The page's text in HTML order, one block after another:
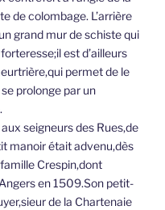
de colombage. L’arrière
grand mur de schiste qui
est d’ailleurs
permet de le
prolonge par un
seigneurs des Rues,de
manoir était advenu,dès
Crespin,dont
en 1509.Son petit-
de la Chartenaie